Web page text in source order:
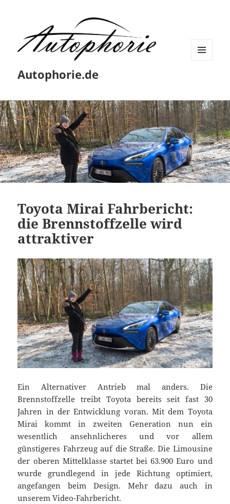
Autophorie.de
Toyota Mirai Fahrbericht:
die Brennstoffzelle wird
attraktiver
Ein Alternativer Antrieb mal anders. Die
Brennstoffzelle treibt Toyota bereits seit fast 30
Jahren in der Entwicklung voran. Mit dem Toyota
Mirai kommt in zweiten Generation nun ein
wesentlich ansehnlicheres und vor allem
günstigeres Fahrzeug auf die Straße. Die Limousine
der oberen Mittelklasse startet bei 63.900 Euro und
wurde grundlegend in jede Richtung optimiert,
angefangen beim Design. Mehr dazu auch in
unserem Video-Fahrbericht.